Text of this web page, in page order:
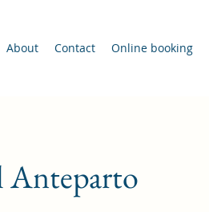
About Contact Online booking
Anteparto